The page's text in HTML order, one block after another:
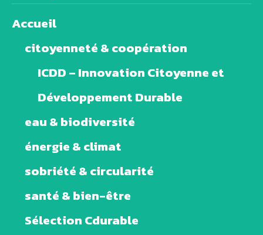
Accueil
citoyenneté & coopération
ICDD – Innovation Citoyenne et
Développement Durable
eau & biodiversité
énergie & climat
sobriété & circularité
santé & bien-être
Sélection Cdurable